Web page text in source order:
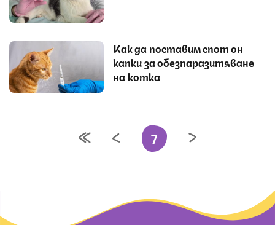
Как да поставим спот он
капки за обезпаразитяване
на котка
7